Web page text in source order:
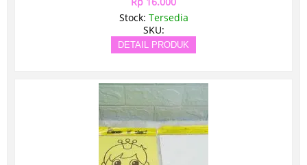
Stock: Tersedia
SKU:
DETAIL PRODUK